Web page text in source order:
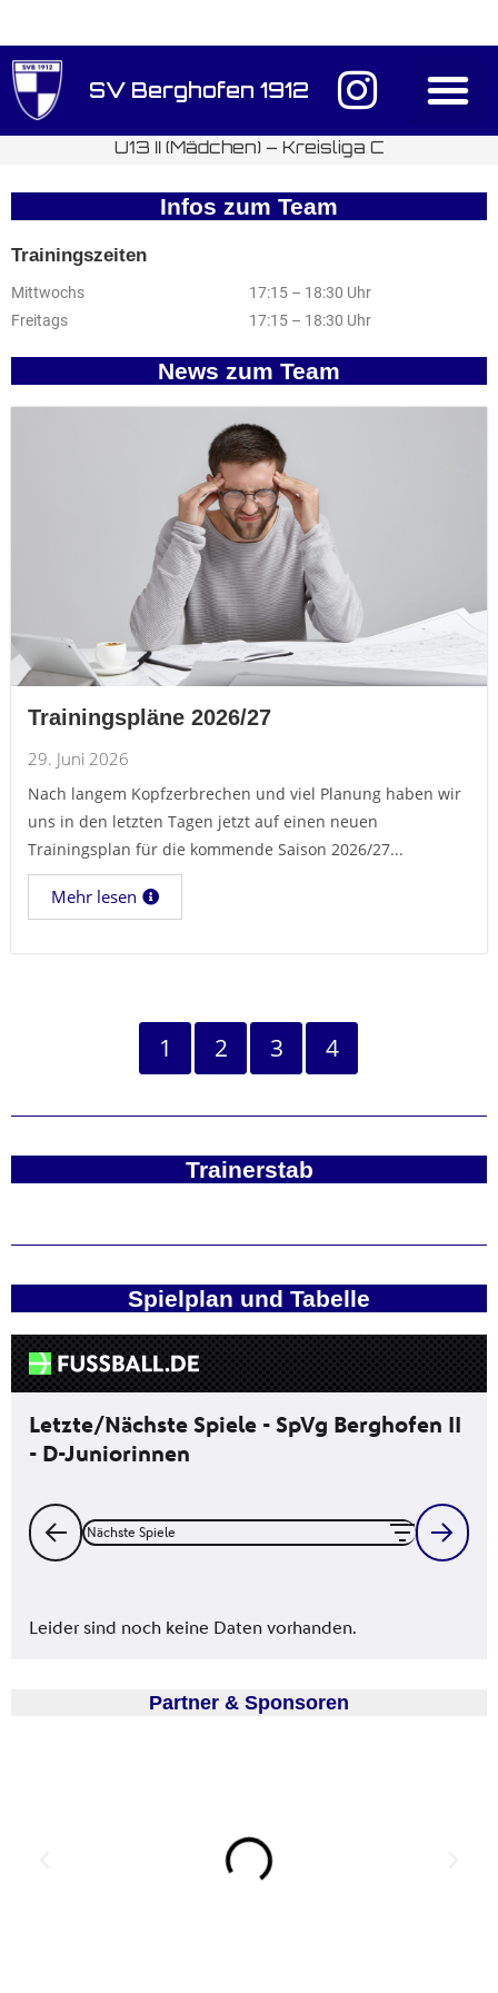
SV Berghofen 1912
U13 II (Mädchen) – Kreisliga C
Infos zum Team
Trainingszeiten
Mittwochs
Freitags
17:15 – 18:30 Uhr
17:15 – 18:30 Uhr
News zum Team
Trainingspläne 2026/27
29. Juni 2026
Nach langem Kopfzerbrechen und viel Planung haben wir
uns in den letzten Tagen jetzt auf einen neuen
Trainingsplan für die kommende Saison 2026/27...
Mehr lesen
1 2 3 4
Trainerstab
Spielplan und Tabelle
Partner & Sponsoren